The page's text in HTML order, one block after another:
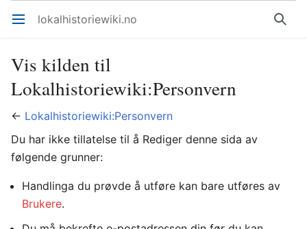
Åpne hovedmenyen lokalhistoriewiki.no Søk
Vis kilden til
Lokalhistoriewiki:Personvern
← Lokalhistoriewiki:Personvern
Du har ikke tillatelse til å Rediger denne sida av
følgende grunner:
Handlinga du prøvde å utføre kan bare utføres av
Brukere.